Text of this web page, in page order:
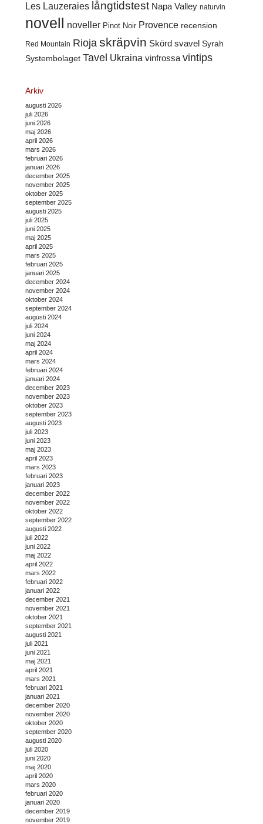
Les Lauzeraies långtidstest Napa Valley naturvin
novell noveller Pinot Noir Provence recension
Red Mountain Rioja skräpvin Skörd svavel Syrah
Systembolaget Tavel Ukraina vinfrossa vintips
Arkiv
augusti 2026
juli 2026
juni 2026
maj 2026
april 2026
mars 2026
februari 2026
januari 2026
december 2025
november 2025
oktober 2025
september 2025
augusti 2025
juli 2025
juni 2025
maj 2025
april 2025
mars 2025
februari 2025
januari 2025
december 2024
november 2024
oktober 2024
september 2024
augusti 2024
juli 2024
juni 2024
maj 2024
april 2024
mars 2024
februari 2024
januari 2024
december 2023
november 2023
oktober 2023
september 2023
augusti 2023
juli 2023
juni 2023
maj 2023
april 2023
mars 2023
februari 2023
januari 2023
december 2022
november 2022
oktober 2022
september 2022
augusti 2022
juli 2022
juni 2022
maj 2022
april 2022
mars 2022
februari 2022
januari 2022
december 2021
november 2021
oktober 2021
september 2021
augusti 2021
juli 2021
juni 2021
maj 2021
april 2021
mars 2021
februari 2021
januari 2021
december 2020
november 2020
oktober 2020
september 2020
augusti 2020
juli 2020
juni 2020
maj 2020
april 2020
mars 2020
februari 2020
januari 2020
december 2019
november 2019